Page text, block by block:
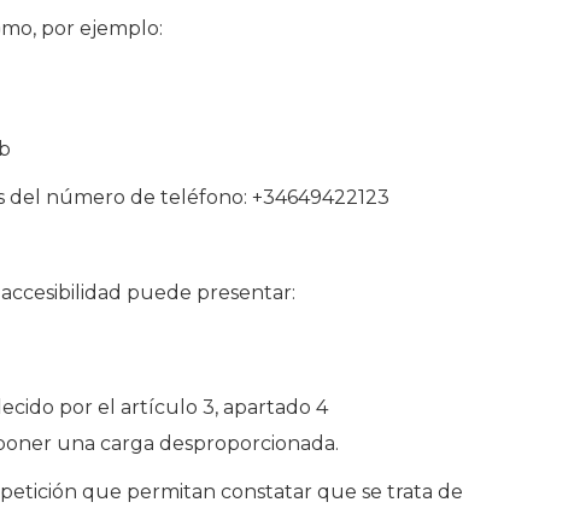
por ejemplo:
del número de teléfono: +34649422123
puede presentar:
por el artículo 3, apartado 4
una carga desproporcionada.
que permitan constatar que se trata de